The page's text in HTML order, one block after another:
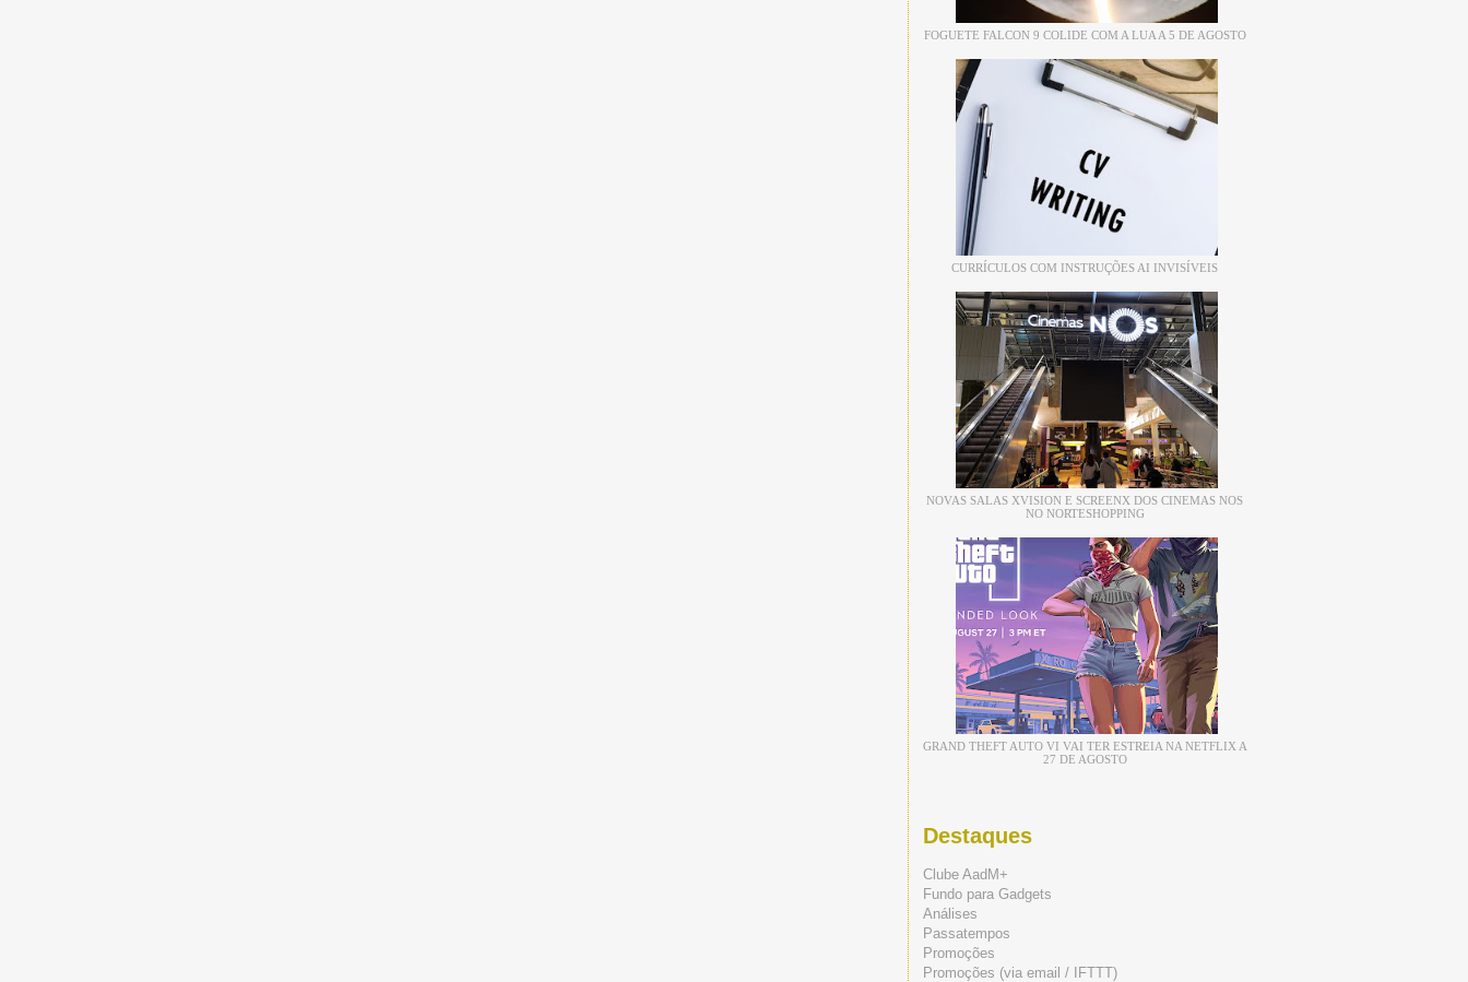
FOGUETE FALCON 9 COLIDE COM A LUA A 5 DE AGOSTO
CURRÍCULOS COM INSTRUÇÕES AI INVISÍVEIS
NOVAS SALAS XVISION E SCREENX DOS CINEMAS NOS
NO NORTESHOPPING
GRAND THEFT AUTO VI VAI TER ESTREIA NA NETFLIX A
27 DE AGOSTO
Destaques
Clube AadM+
Fundo para Gadgets
Análises
Passatempos
Promoções
Promoções (via email / IFTTT)